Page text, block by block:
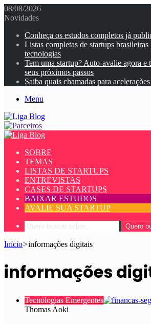
08/08/2026
Novidades
Conheça os estudos completos já
Listas completas de startups brasileiras
tecnologias
Tem uma startup? Auto-avalie agora e
seus próximos passos
Saiba quais chamadas para
Menu
SOBRE
TEMAS
LISTAS DE STARTUPS
ENTREVISTAS
CASES DE STARTUPS
BAIXAR ESTUDOS
AVALIE SUA STARTUP
Quero
Início>informações digitais
informações
Tecnologias Emergentes
Thomas Aoki